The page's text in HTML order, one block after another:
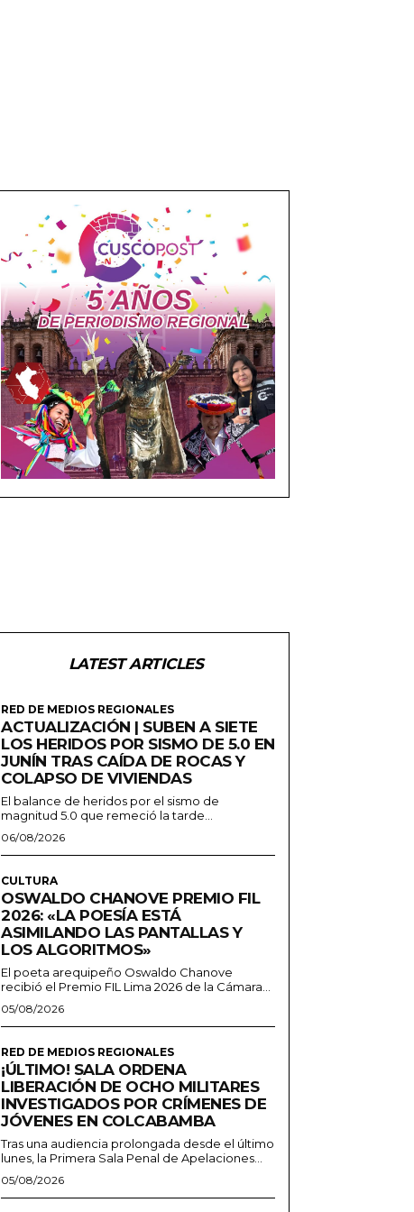
LATEST ARTICLES
RED DE MEDIOS REGIONALES
ACTUALIZACIÓN | SUBEN A SIETE
LOS HERIDOS POR SISMO DE 5.0 EN
JUNÍN TRAS CAÍDA DE ROCAS Y
COLAPSO DE VIVIENDAS
El balance de heridos por el sismo de
magnitud 5.0 que remeció la tarde...
06/08/2026
CULTURA
OSWALDO CHANOVE PREMIO FIL
2026: «LA POESÍA ESTÁ
ASIMILANDO LAS PANTALLAS Y
LOS ALGORITMOS»
El poeta arequipeño Oswaldo Chanove
recibió el Premio FIL Lima 2026 de la Cámara...
05/08/2026
RED DE MEDIOS REGIONALES
¡ÚLTIMO! SALA ORDENA
LIBERACIÓN DE OCHO MILITARES
INVESTIGADOS POR CRÍMENES DE
JÓVENES EN COLCABAMBA
Tras una audiencia prolongada desde el último
lunes, la Primera Sala Penal de Apelaciones...
05/08/2026